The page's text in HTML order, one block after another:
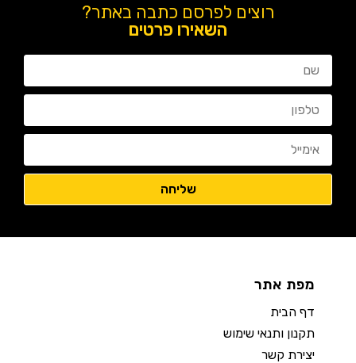
רוצים לפרסם כתבה באתר?
השאירו פרטים
מפת אתר
דף הבית
תקנון ותנאי שימוש
יצירת קשר